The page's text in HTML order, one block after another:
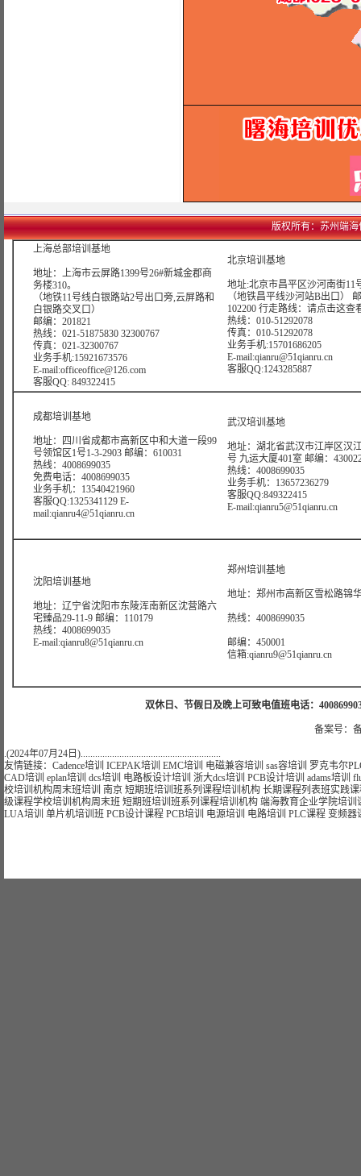
版权所有：苏州端海
上海总部培训基地
地址：上海市云屏路1399号26#新城金郡商
务楼310。
（地铁11号线白银路站2号出口旁,云屏路和
白银路交叉口）
邮编：201821
热线：021-51875830 32300767
传真：021-32300767
业务手机:15921673576
E-mail:officeoffice@126.com
客服QQ: 849322415
北京培训基地
地址:北京市昌平区沙河南街11
（地铁昌平线沙河站B出口）
102200 行走路线： 请点击这查
热线：010-51292078
传真：010-51292078
业务手机:15701686205
E-mail:qianru@51qianru.cn
客服QQ:1243285887
成都培训基地
地址：四川省成都市高新区中和大道一段99
号领馆区1号1-3-2903 邮编：610031
热线：4008699035
免费电话：4008699035
业务手机：13540421960
客服QQ:1325341129 E-
mail:qianru4@51qianru.cn
武汉培训基地
地址：湖北省武汉市江岸区汉
号 九运大厦401室 邮编：
热线：4008699035
业务手机：13657236279
客服QQ:849322415
E-mail:qianru5@51qianru.cn
沈阳培训基地
地址：辽宁省沈阳市东陵浑南新区沈营路六
宅臻品29-11-9 邮编：110179
热线：4008699035
E-mail:qianru8@51qianru.cn
郑州培训基地
地址：郑州市高新区雪松路锦
热线：4008699035
邮编：450001
信箱:qianru9@51qianru.cn
双休日、节假日及晚上可致电值班电话：
备案号：
.(2024年07月24日)..........................................................
友情链接： Cadence培训 ICEPAK培训 EMC培训 电磁兼容培训 sas容培训 罗克韦尔
CAD培训 eplan培训 dcs培训 电路板设计培训 浙大dcs培训 PCB设计培训 adams培训
校培训 机构周末班培训 南京 短期班培训 班系列课程培训 机构 长期课程列表班实践
级课程学校培训 机构周末班 短期班培训 班系列课程培训 机构 端海教育企业学院培训
LUA培训 单片机培训班 PCB设计课程 PCB培训 电源培训 电路培训 PLC课程 变频器